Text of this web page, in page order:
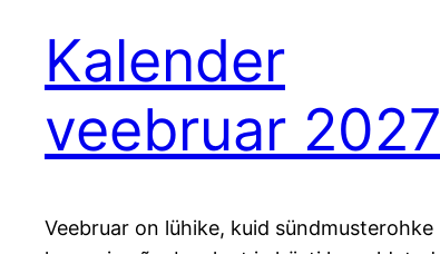
Kalender
veebruar 2027
Veebruar on lühike, kuid sündmusterohke